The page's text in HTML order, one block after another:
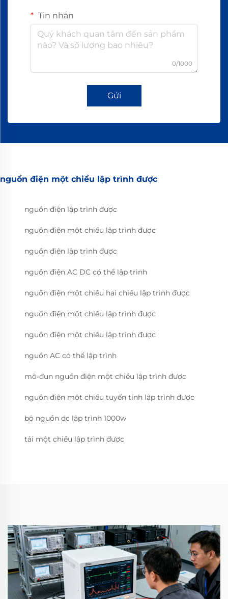
Tin nhắn
0/1000
Gửi
nguồn điện một chiều lập trình được
nguồn điện lập trình được
nguồn điện một chiều lập trình được
nguồn điện lập trình được
nguồn điện AC DC có thể lập trình
nguồn điện một chiều hai chiều lập trình được
nguồn điện một chiều lập trình được
nguồn điện một chiều lập trình được
nguồn AC có thể lập trình
mô-đun nguồn điện một chiều lập trình được
nguồn điện một chiều tuyến tính lập trình được
bộ nguồn dc lập trình 1000w
tải một chiều lập trình được